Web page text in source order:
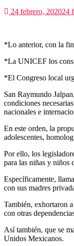
24 febrero, 202024
*Lo anterior, con la
*La UNICEF los
*El Congreso local
San Raymundo
condiciones
nacionales e
En este orden, la
adolescentes,
Por ello, los
para las niñas y niños
Específicamente,
con sus madres
También, exhortaron
con otras
Así también, que se
Unidos Mexicanos.